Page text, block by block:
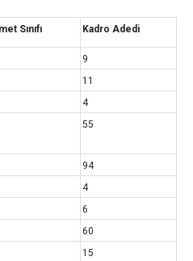
Sınıfı Kadro Adedi
9
11
4
55
94
4
6
60
15